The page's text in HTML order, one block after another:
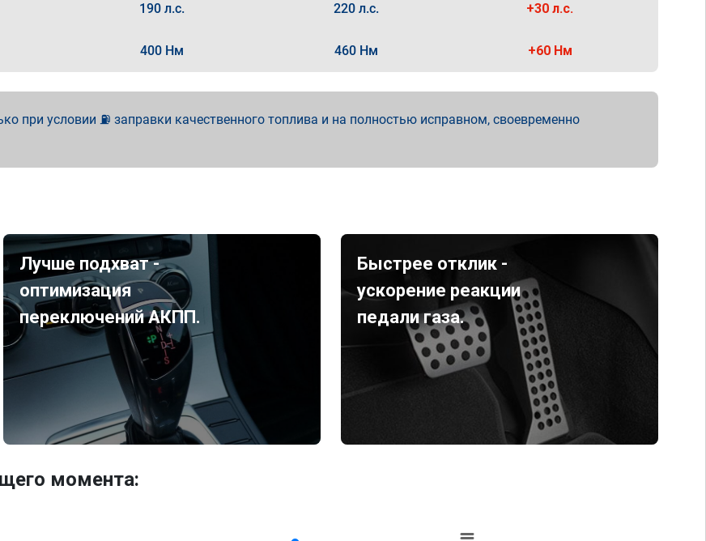
190 л.с. 220 л.с. +30 л.с.
400 Нм 460 Нм +60 Нм
при условии ⛽ заправки качественного топлива и на полностью исправном, своевременно
Лучше подхват -
оптимизация
переключений АКПП.
Быстрее отклик -
ускорение реакции
педали газа.
момента: